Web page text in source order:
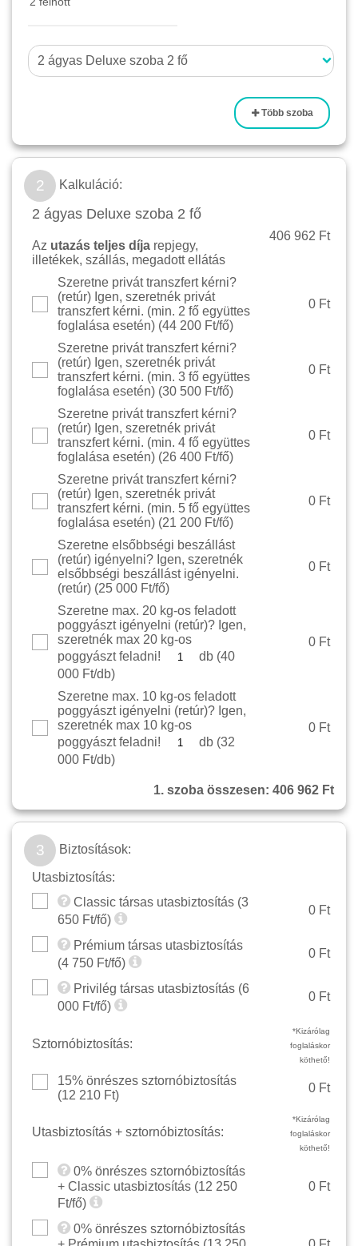
Több szoba
2 Kalkuláció:
2 ágyas Deluxe szoba 2 fő
Az utazás teljes díja repjegy,
illetékek, szállás, megadott ellátás
406 962 Ft
Szeretne privát transzfert kérni?
(retúr) Igen, szeretnék privát
transzfert kérni. (min. 2 fő együttes
foglalása esetén) (44 200 Ft/fő)
0 Ft
Szeretne privát transzfert kérni?
(retúr) Igen, szeretnék privát
transzfert kérni. (min. 3 fő együttes
foglalása esetén) (30 500 Ft/fő)
0 Ft
Szeretne privát transzfert kérni?
(retúr) Igen, szeretnék privát
transzfert kérni. (min. 4 fő együttes
foglalása esetén) (26 400 Ft/fő)
0 Ft
Szeretne privát transzfert kérni?
(retúr) Igen, szeretnék privát
transzfert kérni. (min. 5 fő együttes
foglalása esetén) (21 200 Ft/fő)
0 Ft
Szeretne elsőbbségi beszállást
(retúr) igényelni? Igen, szeretnék
elsőbbségi beszállást igényelni.
(retúr) (25 000 Ft/fő)
0 Ft
Szeretne max. 20 kg-os feladott
poggyászt igényelni (retúr)? Igen,
szeretnék max 20 kg-os
poggyászt feladni!
db (40
000 Ft/db)
0 Ft
Szeretne max. 10 kg-os feladott
poggyászt igényelni (retúr)? Igen,
szeretnék max 10 kg-os
poggyászt feladni!
db (32
000 Ft/db)
0 Ft
1. szoba összesen: 406 962 Ft
3 Biztosítások:
Utasbiztosítás:
Classic társas utasbiztosítás (3
650 Ft/fő)
0 Ft
Prémium társas utasbiztosítás
(4 750 Ft/fő)
0 Ft
Privilég társas utasbiztosítás (6
000 Ft/fő)
0 Ft
Sztornóbiztosítás:
*Kizárólag
foglaláskor
köthető!
15% önrészes sztornóbiztosítás
(12 210 Ft)
0 Ft
Utasbiztosítás + sztornóbiztosítás:
*Kizárólag
foglaláskor
köthető!
0% önrészes sztornóbiztosítás
+ Classic utasbiztosítás (12 250
Ft/fő)
0 Ft
0% önrészes sztornóbiztosítás